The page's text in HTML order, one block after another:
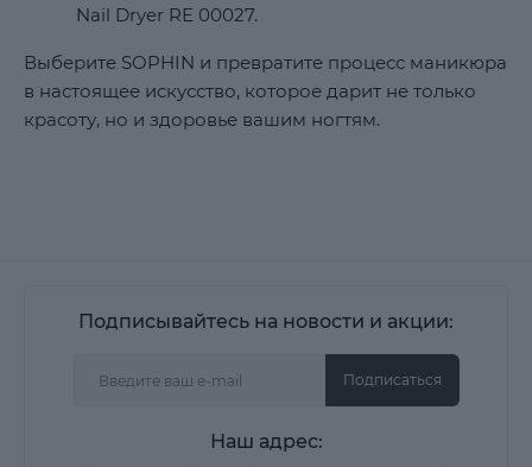
Nail Dryer RE 00027.
Выберите SOPHIN и превратите процесс маникюра
в настоящее искусство, которое дарит не только
красоту, но и здоровье вашим ногтям.
Подписывайтесь на новости и акции:
Подписаться
Наш адрес: